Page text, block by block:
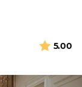
5.00